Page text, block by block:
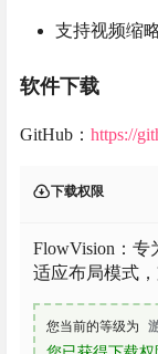
支持视频缩
软件下载
GitHub： https://
下载权限
FlowVision：专
适应布局模式
您当前的等级为